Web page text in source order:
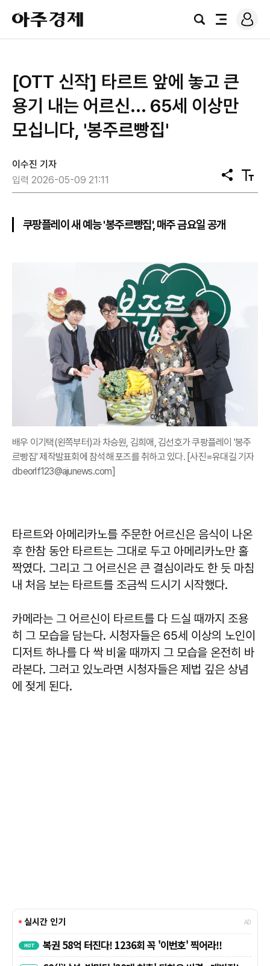
아
주
경
검
전
로
그
[OTT 신작] 타르트 앞에 놓고 큰
용기 내는 어르신... 65세 이상만
모십니다, '봉주르빵집'
이수진 기자
입력 2026-05-09 21:11
공
유
텍
스
쿠팡플레이 새 예능 '봉주르빵집', 매주 금요일 공개
배우 이기택(왼쪽부터)과 차승원, 김희애, 김선호가 쿠팡플레이 '봉주
르빵집' 제작발표회에 참석해 포즈를 취하고 있다. [사진=유대길 기자
dbeorlf123@ajunews.com]
타르트와 아메리카노를 주문한 어르신은 음식이 나온
후 한참 동안 타르트는 그대로 두고 아메리카노만 홀
짝였다. 그리고 그 어르신은 큰 결심이라도 한 듯 마침
내 처음 보는 타르트를 조금씩 드시기 시작했다.
카메라는 그 어르신이 타르트를 다 드실 때까지 조용
히 그 모습을 담는다. 시청자들은 65세 이상의 노인이
디저트 하나를 다 싹 비울 때까지 그 모습을 온전히 바
라본다. 그러고 있노라면 시청자들은 제법 깊은 상념
에 젖게 된다.